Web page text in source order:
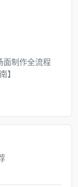
面制作全流程
】